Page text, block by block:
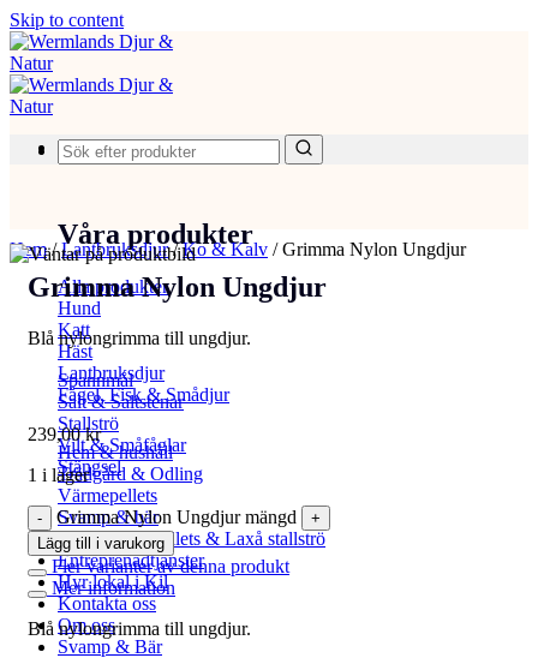
Skip to content
Produkter
Våra produkter
Alla produkter
Hund
Katt
Häst
Lantbruksdjur
Fågel, Fisk & Smådjur
Spannmål
Salt & Saltstenar
Stallströ
Vilt & Småfåglar
Stängsel
Hem & hushåll
Trädgård & Odling
Värmepellets
Svamp & bär
Beställ Laxåpellets & Laxå stallströ
Entreprenadtjänster
Hyr lokal i Kil
Kontakta oss
Om oss
Svamp & Bär
Hem/Lantbruksdjur/Ko & Kalv /Grimma Nylon Ungdjur
Grimma Nylon Ungdjur
Blå nylongrimma till ungdjur.
239,00kr
1 i lager
Grimma Nylon Ungdjur mängd
Lägg till i varukorg
Fler varianter av denna produkt
Mer information
Blå nylongrimma till ungdjur.